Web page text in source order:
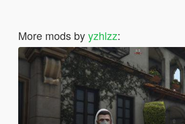
More mods byyzhlzz: